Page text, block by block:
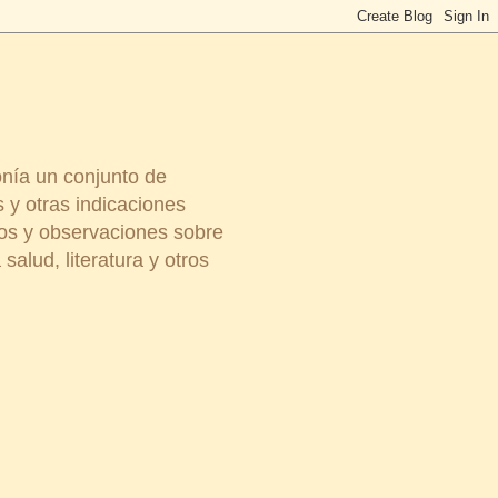
un conjunto de
y otras indicaciones
y observaciones sobre
literatura y otros